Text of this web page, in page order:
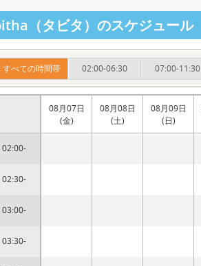
（タビタ）のスケジュール
すべての時間帯 02:00-06:30 07:00-11:30
02:00-
02:30-
03:00-
03:30-
08月07日
(金)
08月08日
(土)
08月09日
(日)